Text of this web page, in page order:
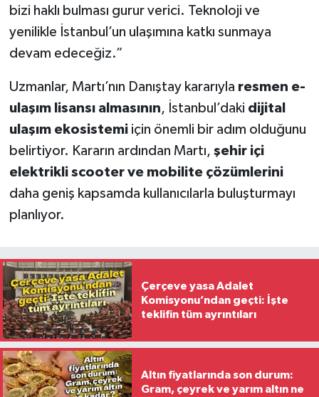
bizi haklı bulması gurur verici. Teknoloji ve
yenilikle İstanbul’un ulaşımına katkı sunmaya
devam edeceğiz.”
Uzmanlar, Martı’nın Danıştay kararıyla resmen e-
ulaşım lisansı almasının, İstanbul’daki dijital
ulaşım ekosistemiiçin önemli bir adım olduğunu
belirtiyor. Kararın ardından Martı, şehir içi
elektrikli scooter ve mobilite çözümlerini
daha geniş kapsamda kullanıcılarla buluşturmayı
planlıyor.
Çerçeve yasa Adalet
Komisyonu’ndan geçti: İşte
teklifin tüm ayrıntıları
Altın fiyatlarında son durum:
Gram, çeyrek ve yarım altın ne